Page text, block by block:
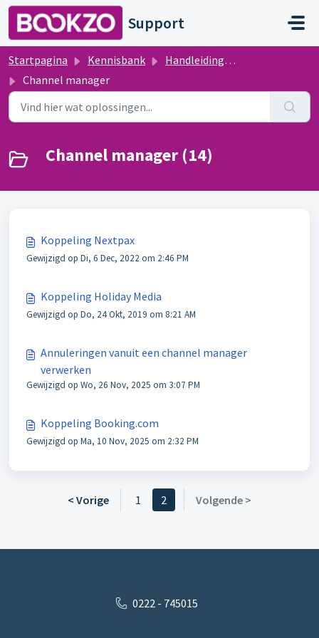
Doorgaan naar hoofdinhoud
Support
Startpagina Kennisbank
Handleidingen Bookzo
Channel manager
Channel manager (14)
Koppeling Nextpax
Gewijzigd op Di, 6 Dec, 2022 om 2:46 PM
Koppeling Holiday Media
Gewijzigd op Do, 24 Okt, 2019 om 8:21 AM
Annuleringen vanuit een channel manager
verwerken
Gewijzigd op Wo, 26 Nov, 2025 om 3:07 PM
Koppeling Booking.com
Gewijzigd op Ma, 10 Nov, 2025 om 2:32 PM
< Vorige 1 2 Volgende >
0222 - 745015